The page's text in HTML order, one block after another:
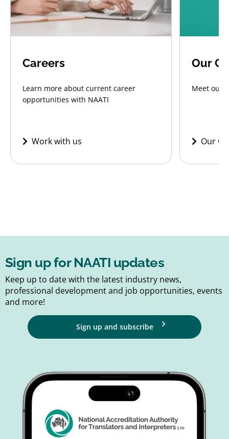
Careers
Learn more about current career
opportunities with NAATI
Work with us
Our
Meet our
Our
Sign up for NAATI updates
Keep up to date with the latest industry news,
professional development and job opportunities, events
and more!
Sign up and subscribe